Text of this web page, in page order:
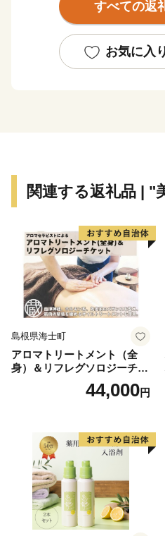
地であることから、平成16
すべての返
お気に入
関連する返礼品 | "
島根県海士町
アロマトリートメント（全
身）＆リフレグソロジーチケ
44,000円